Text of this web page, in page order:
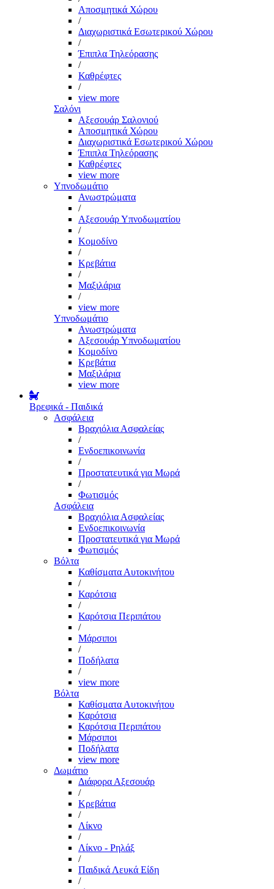
Αποσμητικά Χώρου
/
Διαχωριστικά Εσωτερικού Χώρου
/
Έπιπλα Τηλεόρασης
/
Καθρέφτες
/
view more
Σαλόνι
Αξεσουάρ Σαλονιού
Αποσμητικά Χώρου
Διαχωριστικά Εσωτερικού Χώρου
Έπιπλα Τηλεόρασης
Καθρέφτες
view more
Υπνοδωμάτιο
Ανωστρώματα
/
Αξεσουάρ Υπνοδωματίου
/
Κομοδίνο
/
Κρεβάτια
/
Μαξιλάρια
/
view more
Υπνοδωμάτιο
Ανωστρώματα
Αξεσουάρ Υπνοδωματίου
Κομοδίνο
Κρεβάτια
Μαξιλάρια
view more
Βρεφικά - Παιδικά
Ασφάλεια
Βραχιόλια Ασφαλείας
/
Ενδοεπικοινωνία
/
Προστατευτικά για Μωρά
/
Φωτισμός
Ασφάλεια
Βραχιόλια Ασφαλείας
Ενδοεπικοινωνία
Προστατευτικά για Μωρά
Φωτισμός
Βόλτα
Καθίσματα Αυτοκινήτου
/
Καρότσια
/
Καρότσια Περιπάτου
/
Μάρσιποι
/
Ποδήλατα
/
view more
Βόλτα
Καθίσματα Αυτοκινήτου
Καρότσια
Καρότσια Περιπάτου
Μάρσιποι
Ποδήλατα
view more
Δωμάτιο
Διάφορα Αξεσουάρ
/
Κρεβάτια
/
Λίκνο
/
Λίκνο - Ρηλάξ
/
Παιδικά Λευκά Είδη
/